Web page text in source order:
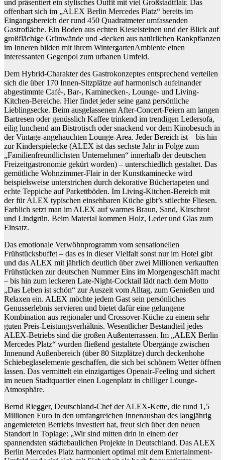
und präsentiert ein stylisches Outfit mit viel Großstadtflair. Das
offenbart sich im „ALEX Berlin Mercedes Platz“ bereits im
Eingangsbereich der rund 450 Quadratmeter umfassenden
Gastrofläche. Ein Boden aus echten Kieselsteinen und der Blick auf
großflächige Grünwände und -decken aus natürlichen Rankpflanzen
im Inneren bilden mit ihrem WintergartenAmbiente einen
interessanten Gegenpol zum urbanen Umfeld.
Dem Hybrid-Charakter des Gastrokonzeptes entsprechend verteilen
sich die über 170 Innen-Sitzplätze auf harmonisch aufeinander
abgestimmte Café-, Bar-, Kaminecken-, Lounge- und Living-
Kitchen-Bereiche. Hier findet jeder seine ganz persönliche
Lieblingsecke. Beim ausgelassenen After-Concert-Feiern am langen
Bartresen oder genüsslich Kaffee trinkend im trendigen Ledersofa,
eilig lunchend am Bistrotisch oder snackend vor dem Kinobesuch in
der Vintage-angehauchten Lounge-Area. Jeder Bereich ist – bis hin
zur Kinderspielecke (ALEX ist das sechste Jahr in Folge zum
„Familienfreundlichsten Unternehmen“ innerhalb der deutschen
Freizeitgastronomie gekürt worden) – unterschiedlich gestaltet. Das
gemütliche Wohnzimmer-Flair in der Kunstkaminecke wird
beispielsweise unterstrichen durch dekorative Büchertapeten und
echte Teppiche auf Parkettböden. Im Living-Kitchen-Bereich mit
der für ALEX typischen einsehbaren Küche gibt’s stilechte Fliesen.
Farblich setzt man im ALEX auf warmes Braun, Sand, Kirschrot
und Lindgrün. Beim Material kommen Holz, Leder und Glas zum
Einsatz.
Das emotionale Verwöhnprogramm vom sensationellen
Frühstücksbuffet – das es in dieser Vielfalt sonst nur im Hotel gibt
und das ALEX mit jährlich deutlich über zwei Millionen verkauften
Frühstücken zur deutschen Nummer Eins im Morgengeschäft macht
– bis hin zum leckeren Late-Night-Cocktail lädt nach dem Motto
„Das Leben ist schön“ zur Auszeit vom Alltag, zum Genießen und
Relaxen ein. ALEX möchte jedem Gast sein persönliches
Genusserlebnis servieren und bietet dafür eine gelungene
Kombination aus regionaler und Crossover-Küche zu einem sehr
guten Preis-Leistungsverhältnis. Wesentlicher Bestandteil jedes
ALEX-Betriebs sind die großen Außenterrassen. Im „ALEX Berlin
Mercedes Platz“ wurden fließend gestaltete Übergänge zwischen
Innenund Außenbereich (über 80 Sitzplätze) durch deckenhohe
Schiebeglaselemente geschaffen, die sich bei schönem Wetter öffnen
lassen. Das vermittelt ein einzigartiges Openair-Feeling und sichert
im neuen Stadtquartier einen Logenplatz in chilliger Lounge-
Atmosphäre.
Bernd Riegger, Deutschland-Chef der ALEX-Kette, die rund 1,5
Millionen Euro in den umfangreichen Innenausbau des langjährig
angemieteten Betriebs investiert hat, freut sich über den neuen
Standort in Toplage: „Wir sind mitten drin in einem der
spannendsten städtebaulichen Projekte in Deutschland. Das ALEX
Berlin Mercedes Platz harmoniert optimal mit dem Entertainment-